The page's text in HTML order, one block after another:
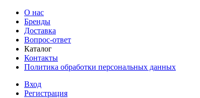
О нас
Бренды
Доставка
Вопрос-ответ
Каталог
Контакты
Политика обработки персональных данных
Вход
Регистрация